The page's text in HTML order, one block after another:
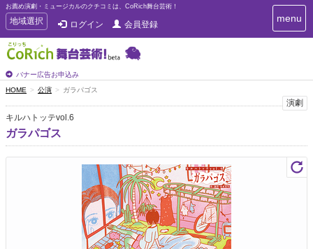
お薦め演劇・ミュージカルのクチコミは、CoRich舞台芸術！
T
o
g
g
e
n
a
v
i
g
地域選択 ログイン 会員登録
バナー広告お申込み
T
o
i
g
menu
HOME 公演 ガラパゴス
演劇
キルハトッテvol.6
ガラパゴス